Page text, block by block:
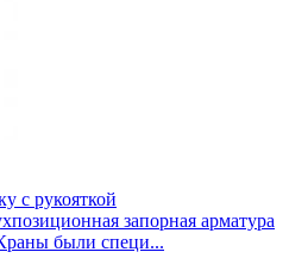
с рукояткой
запорная арматура
были специ...